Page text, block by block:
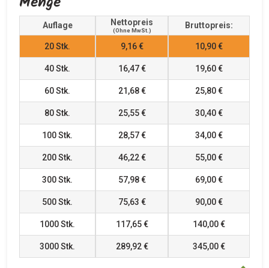
Auflage Nettopreis
(ohne MwSt.)
Bruttopreis:
20Stk. 9,16 € 10,90 €
40Stk. 16,47 € 19,60 €
60Stk. 21,68 € 25,80 €
80Stk. 25,55 € 30,40 €
100Stk. 28,57 € 34,00 €
200Stk. 46,22 € 55,00 €
300Stk. 57,98 € 69,00 €
500Stk. 75,63 € 90,00 €
1000Stk. 117,65 € 140,00 €
3000Stk. 289,92 € 345,00 €